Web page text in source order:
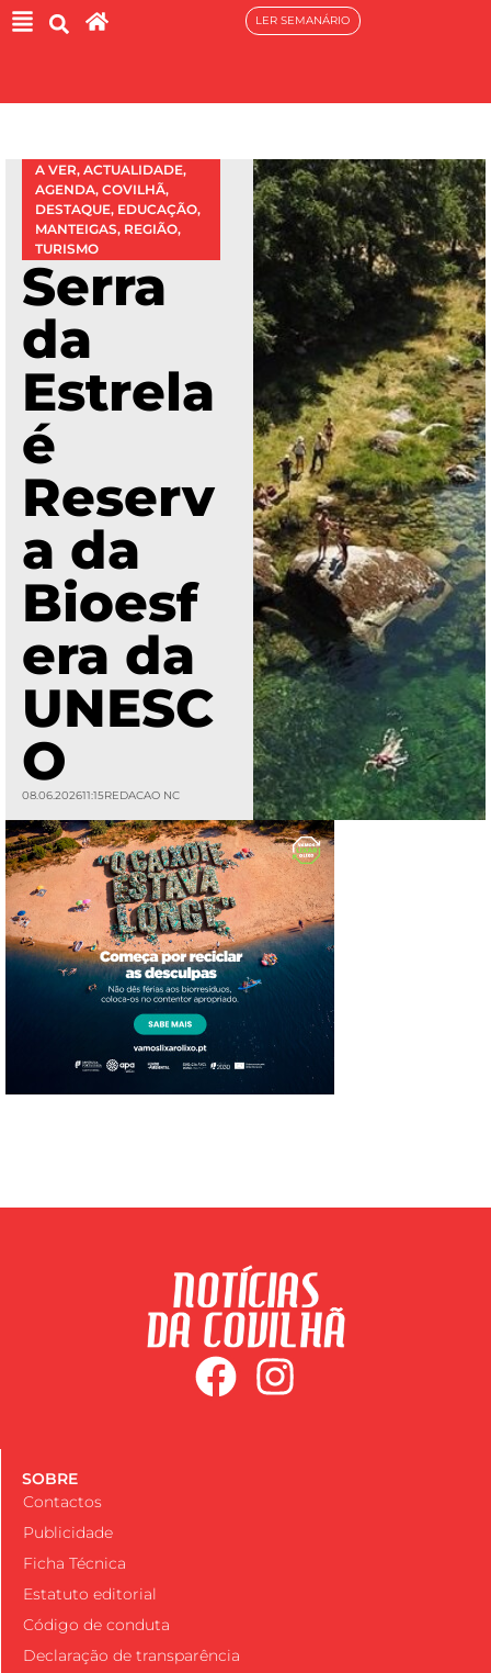
LER SEMANÁRIO
A VER, ACTUALIDADE,
AGENDA, COVILHÃ,
DESTAQUE, EDUCAÇÃO,
MANTEIGAS, REGIÃO,
TURISMO
Serra
da
Estrela
é
Reserv
a da
Bioesf
era da
UNESC
O
08.06.202611:15REDACAO NC
SOBRE
Contactos
Publicidade
Ficha Técnica
Estatuto editorial
Código de conduta
Declaração de transparência